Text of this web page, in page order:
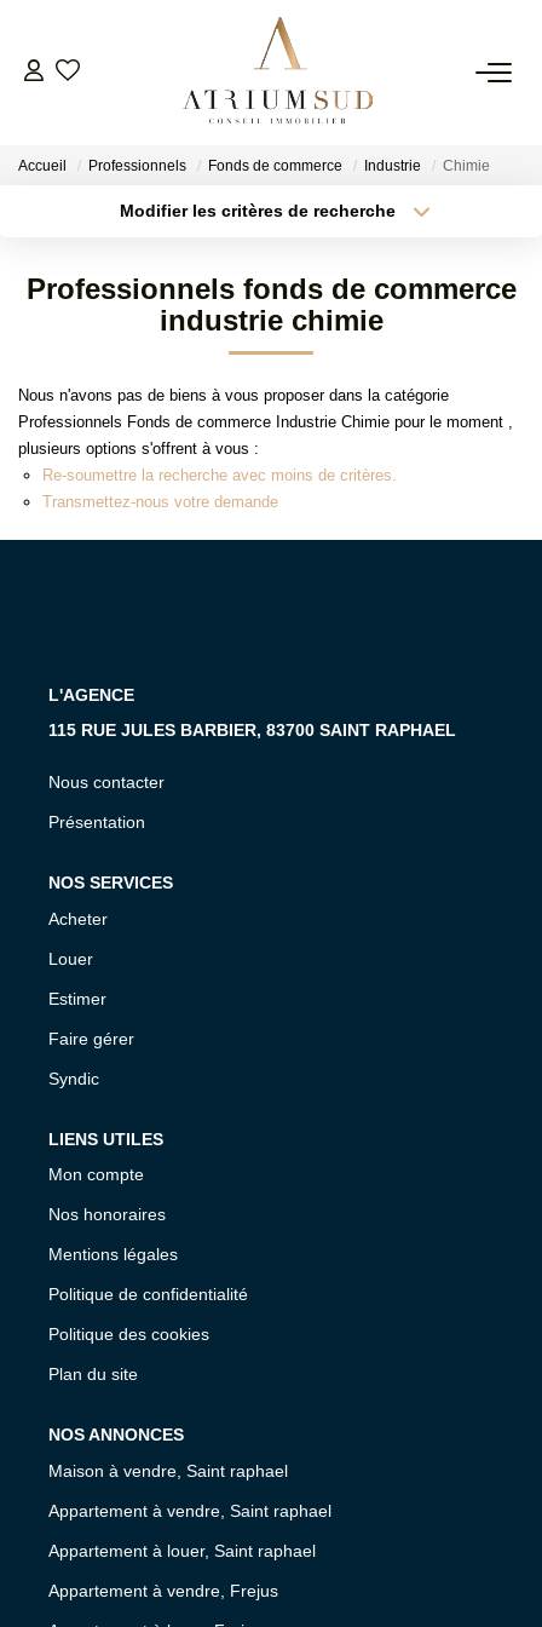
TRANSACTION
ESTIMATION
AGENCE
Accueil Professionnels Fonds de commerce Industrie Chimie
Modifier les critères de recherche
Type de bien
Surface min
Créer une alerte
Professionnels fonds de commerce
industrie chimie
Nous n'avons pas de biens à vous proposer dans la catégorie
Professionnels Fonds de commerce Industrie Chimie pour le moment ,
plusieurs options s'offrent à vous :
Re-soumettre la recherche avec moins de critères.
Transmettez-nous votre demande
L'AGENCE
115 RUE JULES BARBIER, 83700 SAINT RAPHAEL
Nous contacter
Présentation
NOS SERVICES
Acheter
Louer
Estimer
Faire gérer
Syndic
LIENS UTILES
Mon compte
Nos honoraires
Mentions légales
Politique de confidentialité
Politique des cookies
Plan du site
NOS ANNONCES
Maison à vendre, Saint raphael
Appartement à vendre, Saint raphael
Appartement à louer, Saint raphael
Appartement à vendre, Frejus